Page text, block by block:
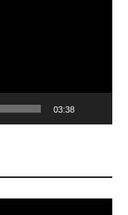
03:38